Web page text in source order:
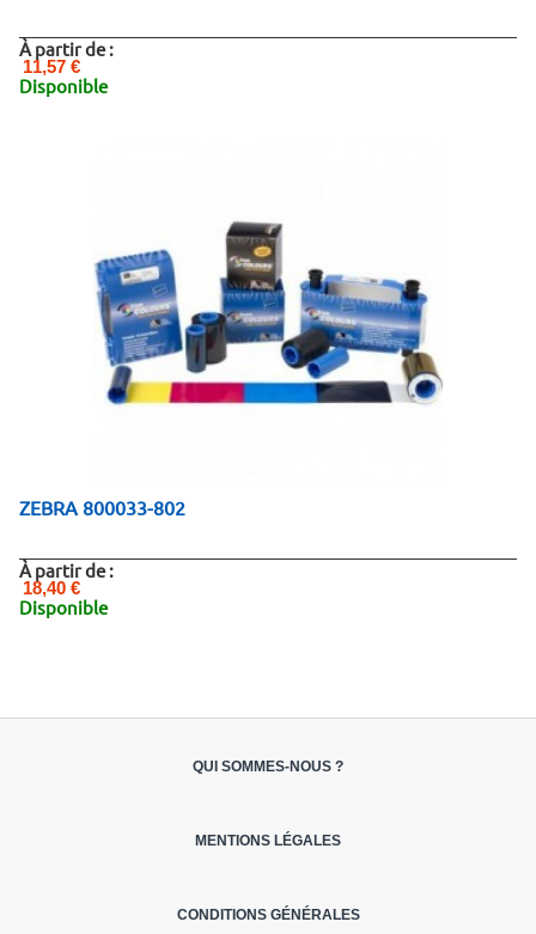
À partir de :
11,57 €
Disponible
ZEBRA 800033-802
À partir de :
18,40 €
Disponible
QUI SOMMES-NOUS ?
MENTIONS LÉGALES
CONDITIONS GÉNÉRALES